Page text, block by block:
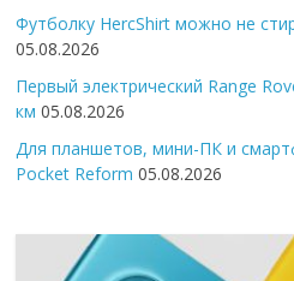
Футболку HercShirt можно не
05.08.2026
Первый электрический Range
км 05.08.2026
Для планшетов, мини-ПК и
Pocket Reform 05.08.2026